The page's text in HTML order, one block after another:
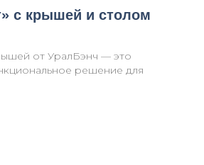
с крышей и столом
от УралБэнч — это
решение для